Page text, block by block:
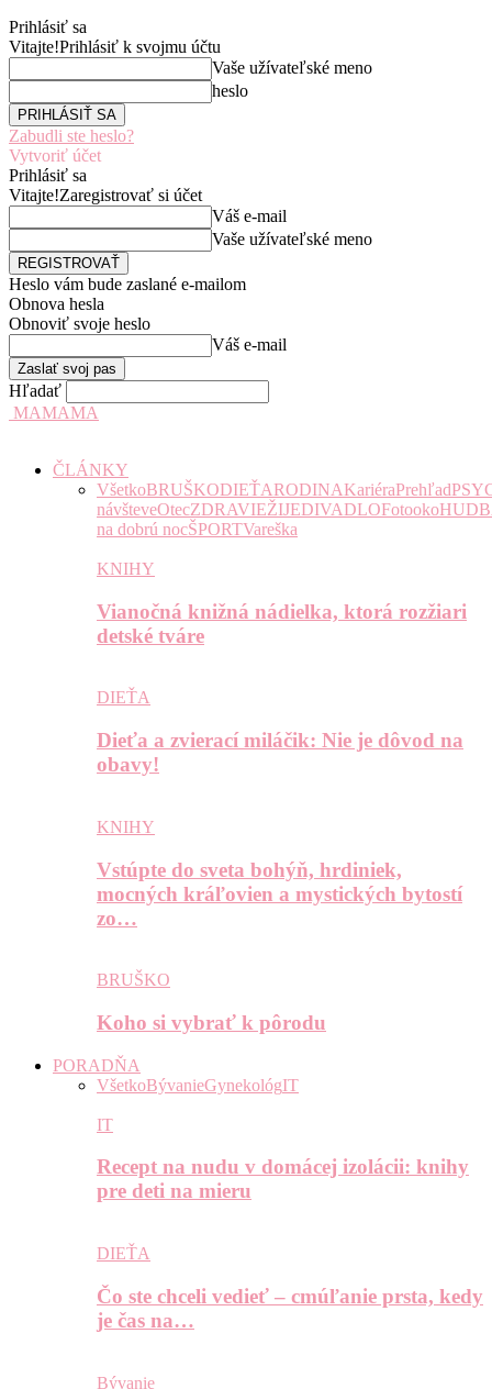
Prihlásiť sa
Vitajte!Prihlásiť k svojmu účtu
Vaše užívateľské meno
heslo
Zabudli ste heslo?
Vytvoriť účet
Prihlásiť sa
Vitajte!Zaregistrovať si účet
Váš e-mail
Vaše užívateľské meno
Heslo vám bude zaslané e-mailom
Obnova hesla
Obnoviť svoje heslo
Váš e-mail
Hľadať
MAMAMA
ČLÁNKY
VšetkoBRUŠKODIEŤARODINAKariéraPrehľad
návšteveOtecZDRAVIEŽIJEDIVADLOFotooko
na dobrú nocŠPORTVareška
KNIHY
Vianočná knižná nádielka, ktorá rozžiari
detské tváre
DIEŤA
Dieťa a zvierací miláčik: Nie je dôvod na
obavy!
KNIHY
Vstúpte do sveta bohýň, hrdiniek,
mocných kráľovien a mystických bytostí
zo…
BRUŠKO
Koho si vybrať k pôrodu
PORADŇA
VšetkoBývanieGynekológIT
IT
Recept na nudu v domácej izolácii: knihy
pre deti na mieru
DIEŤA
Čo ste chceli vedieť – cmúľanie prsta, kedy
je čas na…
Bývanie